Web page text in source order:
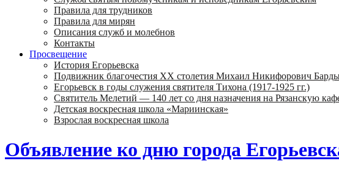
Правила для трудников
Правила для мирян
Описания служб и молебнов
Контакты
Просвещение
История Егорьевска
Подвижник благочестия ХХ столетия Михаил Никифорович
Егорьевск в годы служения святителя Тихона (1917-1925 гг.)
Святитель Мелетий — 140 лет со дня назначения на Рязанскую
Детская воскресная школа «Мариинская»
Взрослая воскресная школа
Объявление ко дню города